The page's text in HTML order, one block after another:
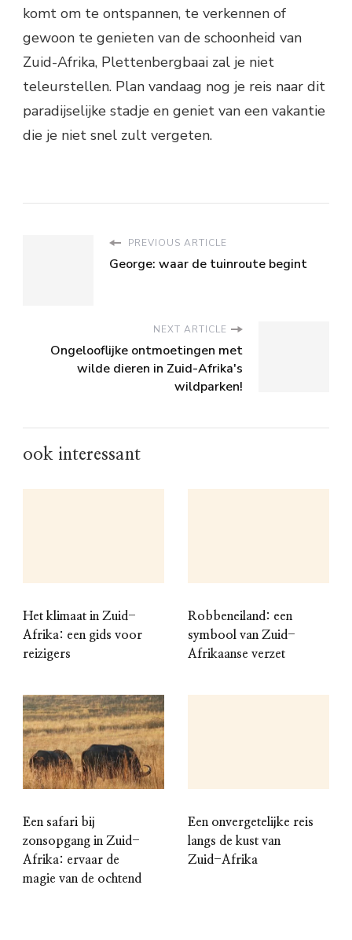
komt om te ontspannen, te verkennen of
gewoon te genieten van de schoonheid van
Zuid-Afrika, Plettenbergbaai zal je niet
teleurstellen. Plan vandaag nog je reis naar dit
paradijselijke stadje en geniet van een vakantie
die je niet snel zult vergeten.
PREVIOUS ARTICLE
George: waar de tuinroute begint
NEXT ARTICLE
Ongelooflijke ontmoetingen met
wilde dieren in Zuid-Afrika's
wildparken!
ook interessant
Het klimaat in Zuid-
Afrika: een gids voor
reizigers
Robbeneiland: een
symbool van Zuid-
Afrikaanse verzet
Een safari bij
zonsopgang in Zuid-
Afrika: ervaar de
magie van de ochtend
Een onvergetelijke reis
langs de kust van
Zuid-Afrika